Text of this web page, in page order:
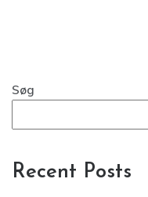
Søg
Recent Posts